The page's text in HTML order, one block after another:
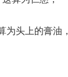
为头上的膏油，